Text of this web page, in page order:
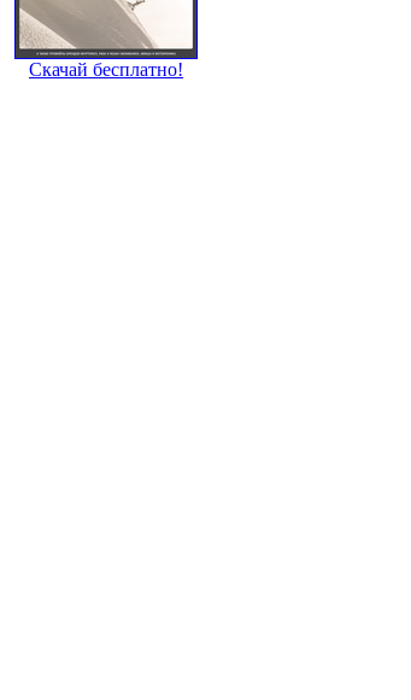
Скачай бесплатно!